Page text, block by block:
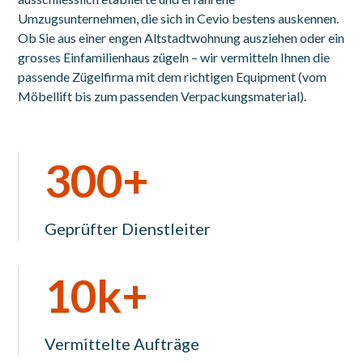
Umzugsunternehmen, die sich in Cevio bestens auskennen.
Ob Sie aus einer engen Altstadtwohnung ausziehen oder ein
grosses Einfamilienhaus zügeln – wir vermitteln Ihnen die
passende Zügelfirma mit dem richtigen Equipment (vom
Möbellift bis zum passenden Verpackungsmaterial).
300+
Geprüfter Dienstleiter
10k+
Vermittelte Aufträge